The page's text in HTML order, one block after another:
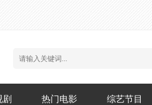
剧 热门电影 综艺节目